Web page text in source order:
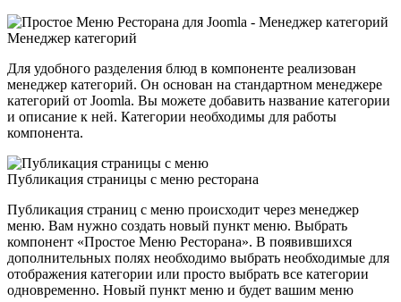
Менеджер категорий
Для удобного разделения блюд в компоненте реализован
менеджер категорий. Он основан на стандартном менеджере
категорий от Joomla. Вы можете добавить название категории
и описание к ней. Категории необходимы для работы
компонента.
Публикация страницы с меню ресторана
Публикация страниц с меню происходит через менеджер
меню. Вам нужно создать новый пункт меню. Выбрать
компонент «Простое Меню Ресторана». В появившихся
дополнительных полях необходимо выбрать необходимые для
отображения категории или просто выбрать все категории
одновременно. Новый пункт меню и будет вашим меню